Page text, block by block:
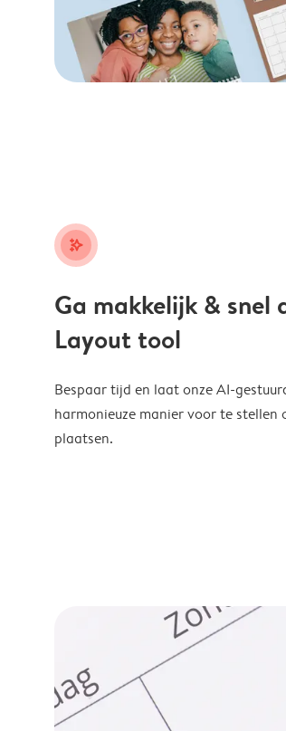
stars_plus
Ga makkelijk & snel
Layout tool
Bespaar tijd en laat onze AI-
harmonieuze manier voor te
plaatsen.